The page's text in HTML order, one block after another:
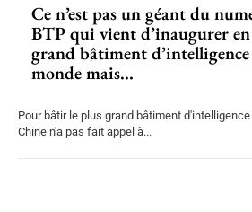
Ce n’est pas un géant du
BTP qui vient d’inaugurer
grand bâtiment
monde mais...
Pour bâtir le plus grand bâtiment
Chine n'a pas fait appel à...